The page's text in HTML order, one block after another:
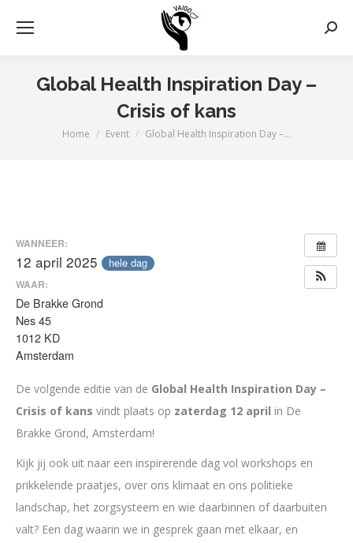
Global Health Inspiration Day –
Crisis of kans
Je bent hier:
Home Event Global Health Inspiration Day –…
WANNEER:
12 april 2025 hele dag
WAAR:
De Brakke Grond
Nes 45
1012 KD
Amsterdam
De volgende editie van de Global Health Inspiration Day –
Crisis of kans vindt plaats op zaterdag 12 april in De
Brakke Grond, Amsterdam!
Kijk jij ook uit naar een inspirerende dag vol workshops en
prikkelende praatjes, over ons klimaat en ons politieke
landschap, het zorgsysteem en wie daarbinnen of daarbuiten
valt? Een dag waarin we in gesprek gaan met elkaar, en